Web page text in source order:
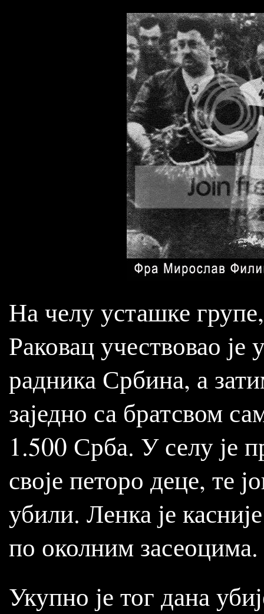
На челу усташке
Раковац учествовао
радника Србина, а
заједно са братсвом
1.500 Срба. У селу је
своје петоро деце, те
убили. Ленка је
по околним засеоцима.
Укупно је тог дана